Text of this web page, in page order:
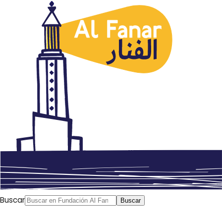
Buscar Buscar
Premios Mahmud Kahil 2019
abril 17, 2020Autor: AlFanar